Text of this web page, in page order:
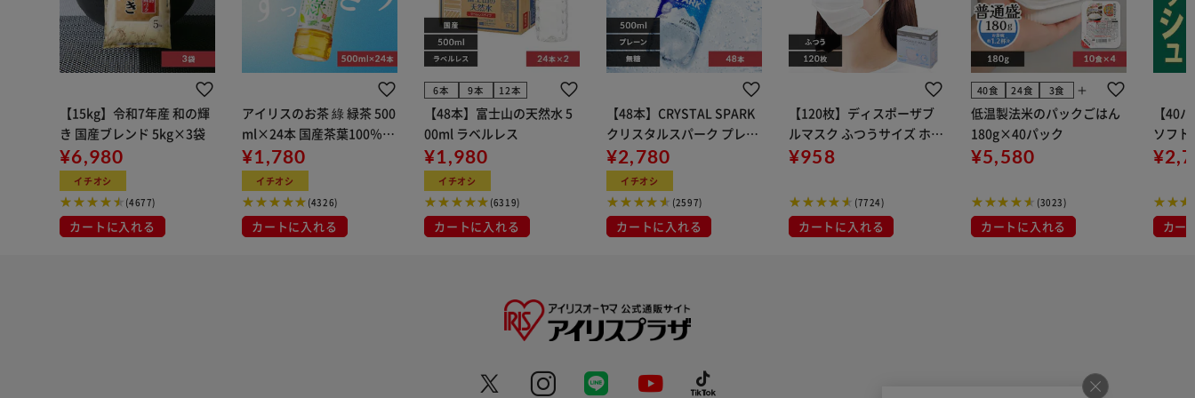
【15kg】令和7年産 和の輝
き 国産ブレンド 5kg×3袋
¥6,980
イチオシ
(4677)
カートに入れる
アイリスのお茶 綠 緑茶 500
ml×24本 国産茶葉100％使
用
¥1,780
イチオシ
(4326)
カートに入れる
6本 9本 12本
【48本】富士山の天然水 5
00ml ラベルレス
¥1,980
イチオシ
(6319)
カートに入れる
【48本】CRYSTAL SPARK
クリスタルスパーク プレー
ン 500ml
¥2,780
イチオシ
(2597)
カートに入れる
【120枚】ディスポーザブ
ルマスク ふつうサイズ ホワ
イト 大容量 DISPOSABLE
布
¥958
(7724)
カートに入れる
40食 24食 3食 add
低温製法米のパックごはん
180g×40パック
¥5,580
(3023)
カートに入れる
【40
ソフ
組) 5
カー